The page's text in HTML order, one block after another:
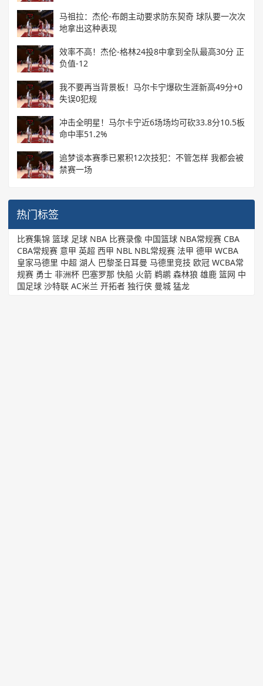
马祖拉：杰伦-布朗主动要求防东契奇 球队要一次次
地拿出这种表现
效率不高！杰伦-格林24投8中拿到全队最高30分 正
负值-12
我不要再当背景板！马尔卡宁爆砍生涯新高49分+0
失误0犯规
冲击全明星！马尔卡宁近6场场均可砍33.8分10.5板
命中率51.2%
追梦谈本赛季已累积12次技犯：不管怎样 我都会被
禁赛一场
热门标签
比赛集锦 篮球 足球 NBA 比赛录像 中国篮球 NBA常规赛 CBA
CBA常规赛 意甲 英超 西甲 NBL NBL常规赛 法甲 德甲 WCBA
皇家马德里 中超 湖人 巴黎圣日耳曼 马德里竞技 欧冠 WCBA常
规赛 勇士 非洲杯 巴塞罗那 快船 火箭 鹈鹕 森林狼 雄鹿 篮网 中
国足球 沙特联 AC米兰 开拓者 独行侠 曼城 猛龙